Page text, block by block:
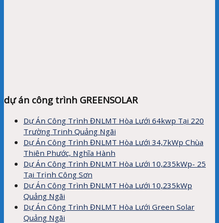
dự án công trình GREENSOLAR
Dự Án Công Trình ĐNLMT Hòa Lưới 64kwp Tại 220
Trường Trinh Quảng Ngãi
Dự Án Công Trình ĐNLMT Hòa Lưới 34,7kWp Chùa
Thiên Phước, Nghĩa Hành
Dự Án Công Trình ĐNLMT Hòa Lưới 10,235kWp- 25
Tại Trịnh Công Sơn
Dự Án Công Trình ĐNLMT Hòa Lưới 10,235kWp
Quảng Ngãi
Dự Án Công Trình ĐNLMT Hòa Lưới Green Solar
Quảng Ngãi